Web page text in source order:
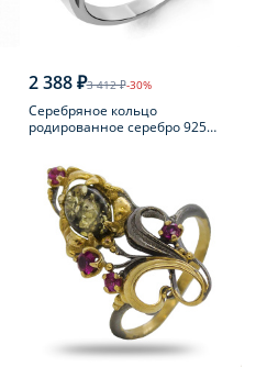
2 388 ₽3 412 ₽-30%
Серебряное кольцо
родированное серебро 925